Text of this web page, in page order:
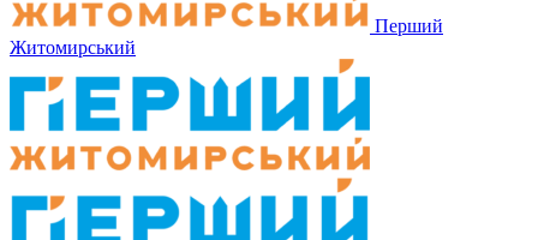
Перший
Житомирський